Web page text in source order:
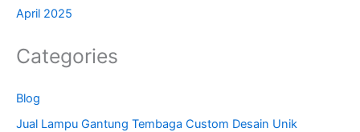
April 2025
Categories
Blog
Jual Lampu Gantung Tembaga Custom Desain Unik